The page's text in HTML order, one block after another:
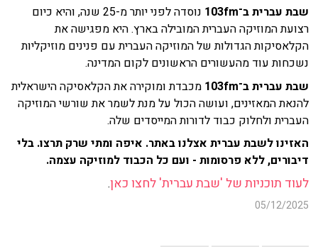
שבת עברית ב־103fm
נוסדה לפני יותר מ-25 שנה, והיא כיום
רצועת המוזיקה העברית המובילה בארץ. היא מפגישה את
הקלאסיקות הגדולות של המוזיקה העברית עם פנינים מוזיקליות
נשכחות עוד מהעשורים הראשונים לקום המדינה.
שבת עברית ב־103fm
מכבדת ומוקירה את הקלאסיקה הישראלית
להנאת המאזינים, ועושה הכול על מנת לשמר את שורשי המוזיקה
העברית ולחלוק כבוד לדורות המייסדים שלה.
האזינו לשבת עברית אצלנו באתר. איפה ומתי שרק תרצו. בלי
דיבורים, ללא פרסומות - ועם כל הכבוד למוזיקה עצמה.
לעוד תוכניות של 'שבת עברית' לחצו כאן.
05/12/2025